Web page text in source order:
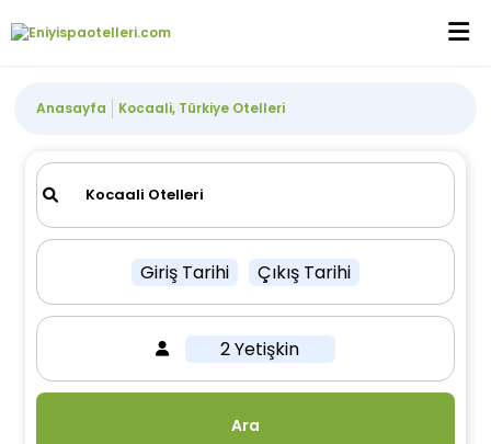
Anasayfa Kocaali, Türkiye Otelleri
Giriş Tarihi Çıkış Tarihi
2 Yetişkin
Ara